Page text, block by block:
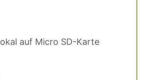
auf Micro SD-Karte